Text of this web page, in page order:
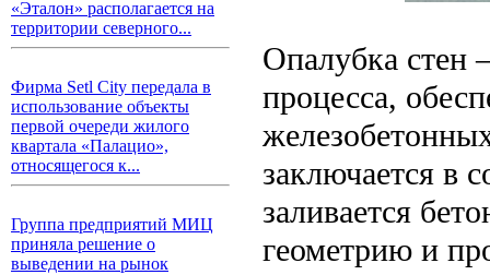
«Эталон» располагается на
территории северного...
Фирма Setl City передала в
использование объекты
первой очереди жилого
квартала «Палацио»,
относящегося к...
Группа предприятий МИЦ
приняла решение о
выведении на рынок
Опалубка стен
процесса,
заключается в
заливается
геометрию и